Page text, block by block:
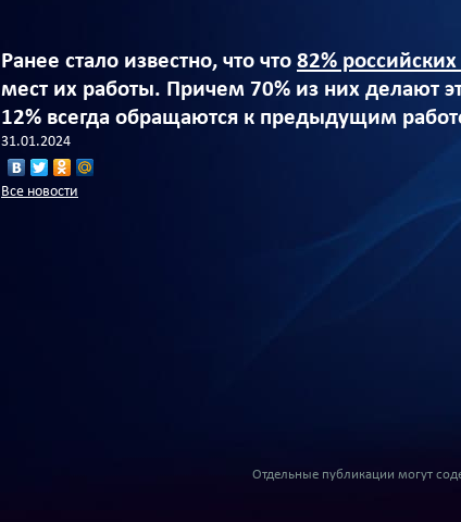
Ранее стало известно, что что 82%
мест их работы. Причем 70% из них делают
12% всегда обращаются к предыдущим
31.01.2024
Все новости
Отдельные публикации могут